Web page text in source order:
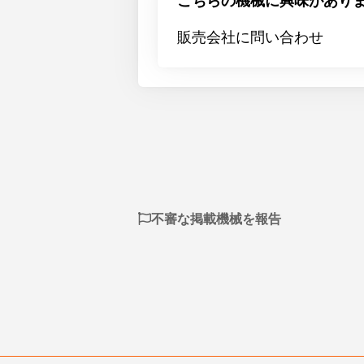
販売会社に問い合わせ
不審な掲載機械を報告